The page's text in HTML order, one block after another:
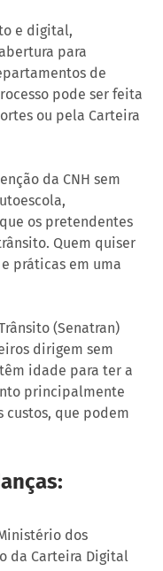
e digital,
para
de
pode ser feita
ou pela Carteira
da CNH sem
os pretendentes
Quem quiser
práticas em uma
(Senatran)
dirigem sem
idade para ter a
principalmente
custos, que podem
dos
da Carteira Digital